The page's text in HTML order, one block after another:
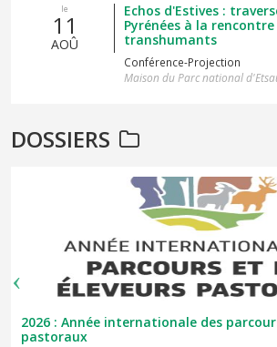
le
11
AOÛ
Echos d'Estives :
Pyrénées à la rencontre
transhumants
Conférence-Projection
Maison du Parc national
DOSSIERS
2026 : Année internationale des
pastoraux